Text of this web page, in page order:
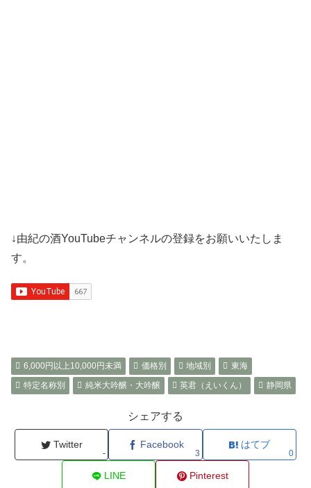
↓由紀の酒YouTubeチャンネルの登録をお願いいたしま
す。
6,000円以上10,000円未満 価格別 地域別
東海
特定名称別
純米大吟醸・大吟醸 英君（えいくん） 静岡県
シェアする
Twitter
-
Facebook
3
はてブ
0
LINE Pinterest